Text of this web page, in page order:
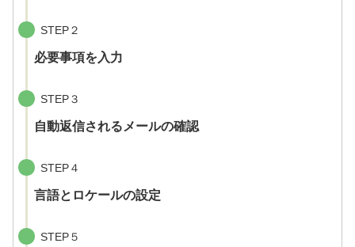
STEP２
必要事項を入力
STEP３
自動返信されるメールの確認
STEP４
言語とロケールの設定
STEP５